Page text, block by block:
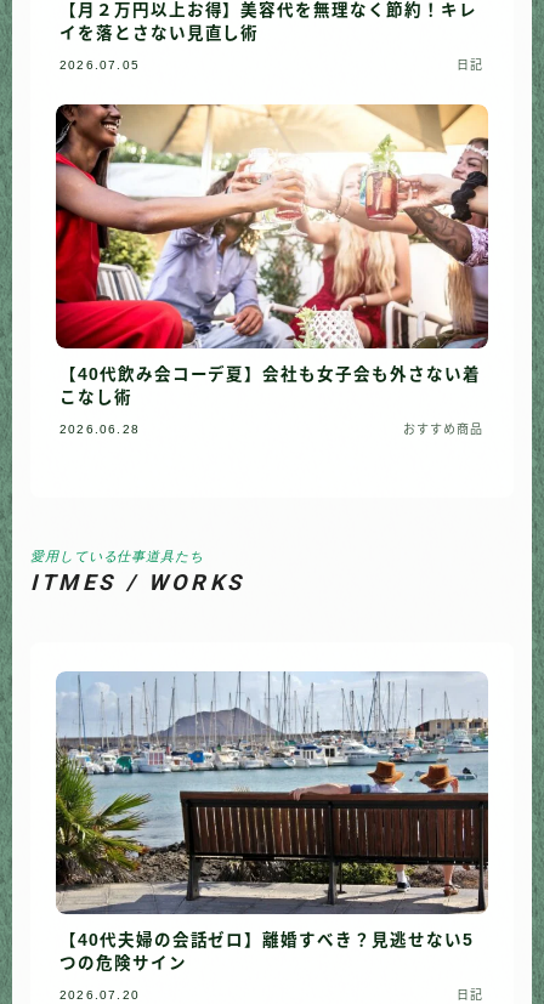
【月２万円以上お得】美容代を無理なく節約！キレ
イを落とさない見直し術
2026.07.05 日記
【40代飲み会コーデ夏】会社も女子会も外さない着
こなし術
2026.06.28 おすすめ商品
愛用している仕事道具たち
ITMES / WORKS
【40代夫婦の会話ゼロ】離婚すべき？見逃せない5
つの危険サイン
2026.07.20 日記